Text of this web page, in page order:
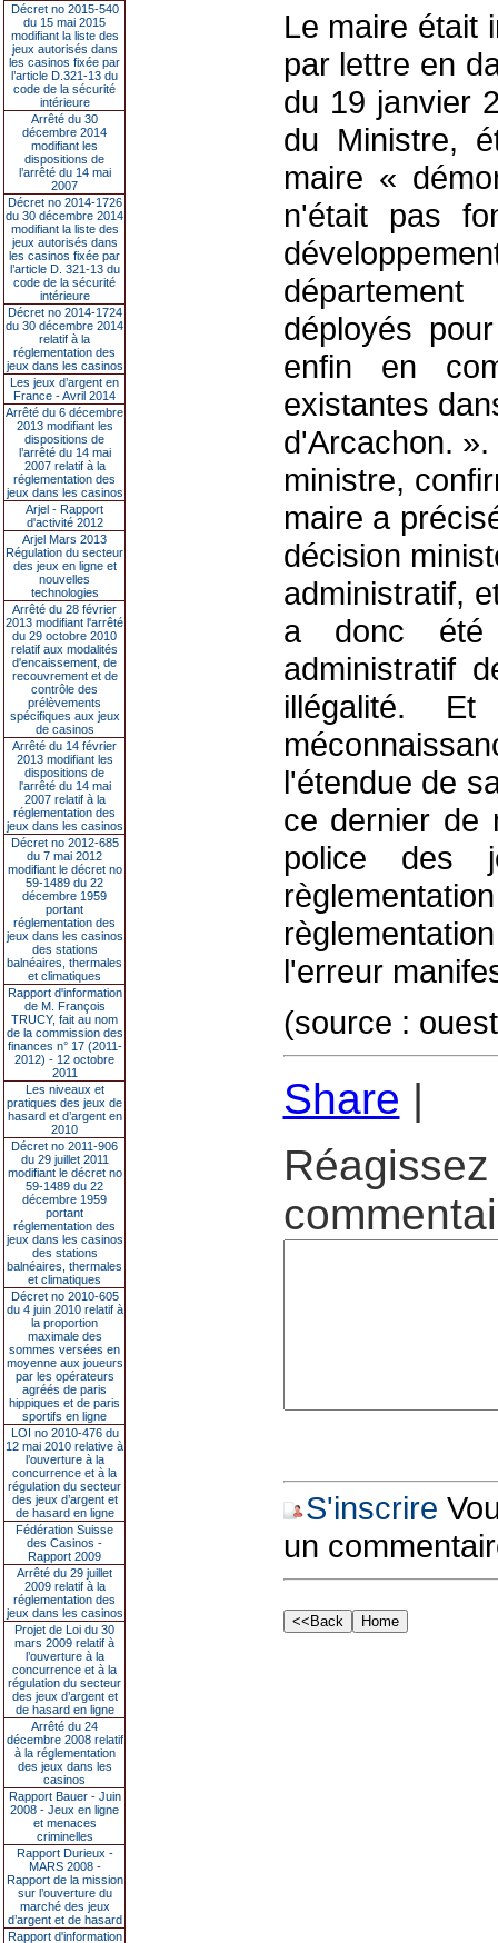
Décret no 2015-540
du 15 mai 2015
modifiant la liste des
jeux autorisés dans
les casinos fixée par
l’article D.321-13 du
code de la sécurité
intérieure
Arrêté du 30
décembre 2014
modifiant les
dispositions de
l’arrêté du 14 mai
2007
Décret no 2014-1726
du 30 décembre 2014
modifiant la liste des
jeux autorisés dans
les casinos fixée par
l’article D. 321-13 du
code de la sécurité
intérieure
Décret no 2014-1724
du 30 décembre 2014
relatif à la
réglementation des
jeux dans les casinos
Les jeux d’argent en
France - Avril 2014
Arrêté du 6 décembre
2013 modifiant les
dispositions de
l’arrêté du 14 mai
2007 relatif à la
réglementation des
jeux dans les casinos
Arjel - Rapport
d'activité 2012
Arjel Mars 2013
Régulation du secteur
des jeux en ligne et
nouvelles
technologies
Arrêté du 28 février
2013 modifiant l'arrêté
du 29 octobre 2010
relatif aux modalités
d'encaissement, de
recouvrement et de
contrôle des
prélèvements
spécifiques aux jeux
de casinos
Arrêté du 14 février
2013 modifiant les
dispositions de
l'arrêté du 14 mai
2007 relatif à la
réglementation des
jeux dans les casinos
Décret no 2012-685
du 7 mai 2012
modifiant le décret no
59-1489 du 22
décembre 1959
portant
réglementation des
jeux dans les casinos
des stations
balnéaires, thermales
et climatiques
Rapport d'information
de M. François
TRUCY, fait au nom
de la commission des
finances n° 17 (2011-
2012) - 12 octobre
2011
Les niveaux et
pratiques des jeux de
hasard et d’argent en
2010
Décret no 2011-906
du 29 juillet 2011
modifiant le décret no
59-1489 du 22
décembre 1959
portant
réglementation des
jeux dans les casinos
des stations
balnéaires, thermales
et climatiques
Décret no 2010-605
du 4 juin 2010 relatif à
la proportion
maximale des
sommes versées en
moyenne aux joueurs
par les opérateurs
agréés de paris
hippiques et de paris
sportifs en ligne
LOI no 2010-476 du
12 mai 2010 relative à
l’ouverture à la
concurrence et à la
régulation du secteur
des jeux d’argent et
de hasard en ligne
Fédération Suisse
des Casinos -
Rapport 2009
Arrêté du 29 juillet
2009 relatif à la
réglementation des
jeux dans les casinos
Projet de Loi du 30
mars 2009 relatif à
l’ouverture à la
concurrence et à la
régulation du secteur
des jeux d’argent et
de hasard en ligne
Arrêté du 24
décembre 2008 relatif
à la réglementation
des jeux dans les
casinos
Rapport Bauer - Juin
2008 - Jeux en ligne
et menaces
criminelles
Rapport Durieux -
MARS 2008 -
Rapport de la mission
sur l’ouverture du
marché des jeux
d’argent et de hasard
Rapport d'information
Le maire était
par lettre en
du 19 janvier
du Ministre,
maire «
n'était pas
déployés
enfin en
existantes
d'Arcachon.
ministre,
maire a
décision
administratif,
a donc été
administratif
illégalité.
l'étendue de
ce dernier de
police des
l'erreur
(source :
Share |
S'inscrire
un